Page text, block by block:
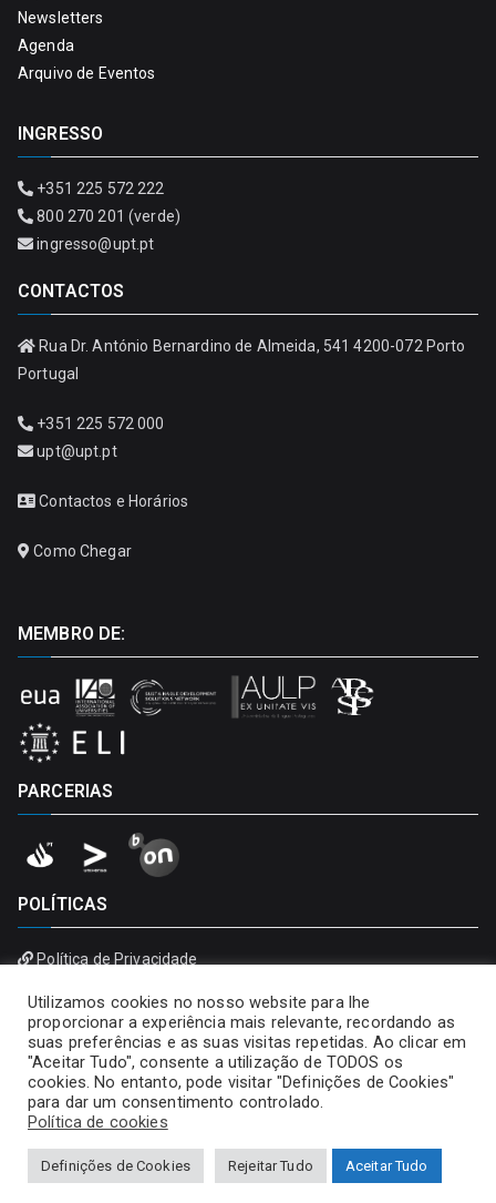
Newsletters
Agenda
Arquivo de Eventos
INGRESSO
+351 225 572 222
800 270 201 (verde)
ingresso@upt.pt
CONTACTOS
Rua Dr. António Bernardino de Almeida, 541 4200-072 Porto
Portugal
+351 225 572 000
upt@upt.pt
Contactos e Horários
Como Chegar
MEMBRO DE:
PARCERIAS
POLÍTICAS
Política de Privacidade
Utilizamos cookies no nosso website para lhe
proporcionar a experiência mais relevante, recordando as
suas preferências e as suas visitas repetidas. Ao clicar em
"Aceitar Tudo", consente a utilização de TODOS os
cookies. No entanto, pode visitar "Definições de Cookies"
para dar um consentimento controlado.
Política de cookies
Definições de Cookies Rejeitar Tudo Aceitar Tudo